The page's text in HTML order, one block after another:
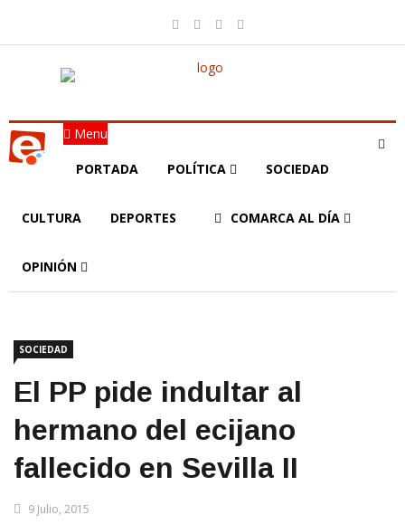
Menu
PORTADA POLÍTICA SOCIEDAD
CULTURA DEPORTES COMARCA AL DÍA
OPINIÓN
SOCIEDAD
El PP pide indultar al
hermano del ecijano
fallecido en Sevilla II
9 Julio, 2015